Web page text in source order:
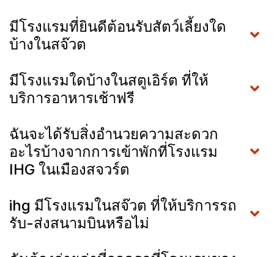
มีโรงแรมที่ยินดีต้อนรับสัตว์เลี้ยงใด
บ้างในสจ๊วต
มีโรงแรมใดบ้างในสตูเอิร์ต ที่ให้
บริการอาหารเช้าฟรี
ฉันจะได้รับสิ่งอำนวยความสะดวก
อะไรบ้างจากการเข้าพักที่โรงแรม
IHG ในเมืองสจวร์ต
ihg มีโรงแรมในสจ๊วต ที่ให้บริการรถ
รับ-ส่งสนามบินหรือไม่